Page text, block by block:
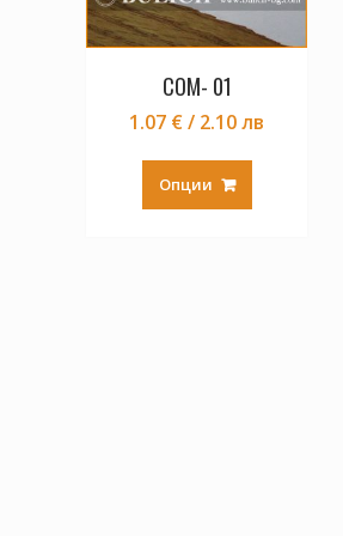
COM- 01
1.07 € / 2.10 лв
Опции
This
has